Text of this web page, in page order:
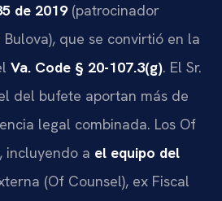
de 2019(patrocinador
que se convirtió en la
Va. Code § 20-107.3(g). El Sr.
del bufete aportan más de
legal combinada. Los Of
incluyendo a el equipo del
(Of Counsel), ex Fiscal